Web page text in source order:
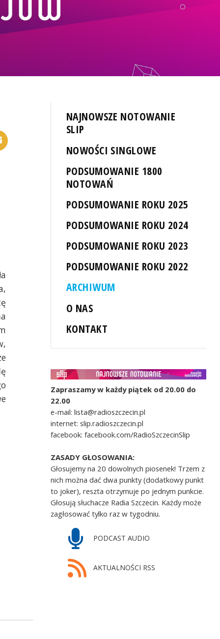
NAJNOWSZE NOTOWANIE
SLIP
NOWOŚCI SINGLOWE
PODSUMOWANIE 1800
NOTOWAŃ
PODSUMOWANIE ROKU 2025
PODSUMOWANIE ROKU 2024
PODSUMOWANIE ROKU 2023
PODSUMOWANIE ROKU 2022
ARCHIWUM
O NAS
KONTAKT
Zapraszamy w każdy piątek od 20.00 do
22.00
e-mail: lista@radioszczecin.pl
internet: slip.radioszczecin.pl
facebook: facebook.com/RadioSzczecinSlip
ZASADY GŁOSOWANIA:
Głosujemy na 20 dowolnych piosenek! Trzem z
nich można dać dwa punkty (dodatkowy punkt
to joker), reszta otrzymuje po jednym punkcie.
Głosują słuchacze Radia Szczecin. Każdy może
zagłosować tylko raz w tygodniu.
PODCAST AUDIO
AKTUALNOŚCI RSS